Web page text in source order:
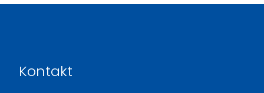
Kontakt